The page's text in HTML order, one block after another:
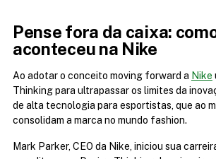
Pense fora da caixa:
aconteceu na Nike
Ao adotar o conceito moving forward a Nike
Thinking para ultrapassar os limites da
de alta tecnologia para esportistas, que ao
consolidam a marca no mundo fashion.
Mark Parker, CEO da Nike, iniciou sua